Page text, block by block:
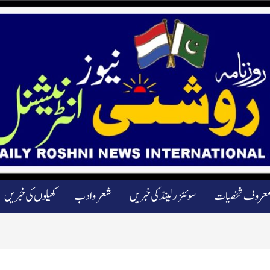
کھیلوں کی خبریں شعرو ادب سوئٹزرلینڈ کی خبریں شخصیات